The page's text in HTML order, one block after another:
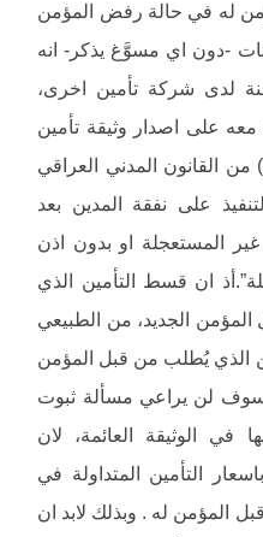
له في حالة رفض المؤمن
-دون اي مسوَّغ يذكر- انه
لدى شركة تأمين اخرى،
على اصدار وثيقة تأمين
عائمة. وذلك طبقاً للمادة (250) من القانون المدني العراقي
على نفقة المدين بعد
المستعجلة او بدون اذن
ان قسط التأمين الذي
الجديد، من الطبيعي
الذي يُطلب من قبل المؤمن
سوف لن يراعي مسألة ثبوت
في الوثيقة العائمة، لان
التأمين المتداولة في
المؤمن له . وبذلك لابد ان